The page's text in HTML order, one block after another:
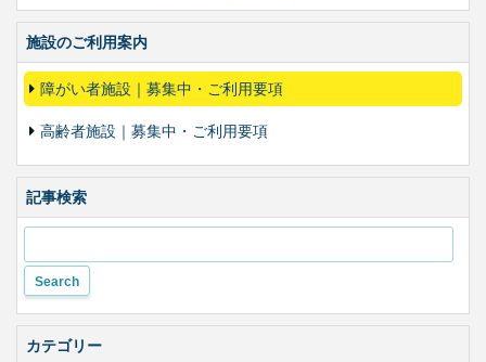
合
変
更
施設のご利用案内
障がい者施設｜募集中・ご利用要項
高齢者施設｜募集中・ご利用要項
記事検索
カテゴリー